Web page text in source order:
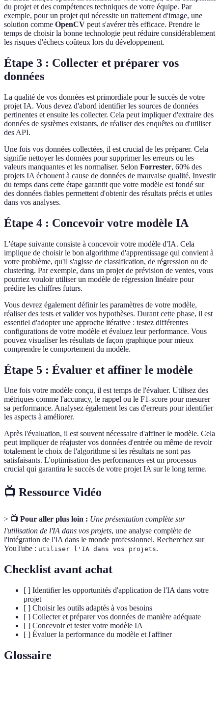
du projet et des compétences techniques de votre équipe. Par
exemple, pour un projet qui nécessite un traitement d'image, une
solution comme OpenCV peut s'avérer très efficace. Prendre le
temps de choisir la bonne technologie peut réduire considérablement
les risques d'échecs coûteux lors du développement.
Étape 3 : Collecter et préparer vos
données
La qualité de vos données est primordiale pour le succès de votre
projet IA. Vous devez d'abord identifier les sources de données
pertinentes et ensuite les collecter. Cela peut impliquer d'extraire des
données de systèmes existants, de réaliser des enquêtes ou d'utiliser
des API.
Une fois vos données collectées, il est crucial de les préparer. Cela
signifie nettoyer les données pour supprimer les erreurs ou les
valeurs manquantes et les normaliser. Selon Forrester, 60% des
projets IA échouent à cause de données de mauvaise qualité. Investir
du temps dans cette étape garantit que votre modèle est fondé sur
des données fiables permettent d'obtenir des résultats précis et utiles
dans vos analyses.
Étape 4 : Concevoir votre modèle IA
L'étape suivante consiste à concevoir votre modèle d'IA. Cela
implique de choisir le bon algorithme d'apprentissage qui convient à
votre problème, qu'il s'agisse de classification, de régression ou de
clustering. Par exemple, dans un projet de prévision de ventes, vous
pourriez vouloir utiliser un modèle de régression linéaire pour
prédire les chiffres futurs.
Vous devrez également définir les paramètres de votre modèle,
réaliser des tests et valider vos hypothèses. Durant cette phase, il est
essentiel d'adopter une approche itérative : testez différentes
configurations de votre modèle et évaluez leur performance. Vous
pouvez visualiser les résultats de façon graphique pour mieux
comprendre le comportement du modèle.
Étape 5 : Évaluer et affiner le modèle
Une fois votre modèle conçu, il est temps de l'évaluer. Utilisez des
métriques comme l'accuracy, le rappel ou le F1-score pour mesurer
sa performance. Analysez également les cas d'erreurs pour identifier
les aspects à améliorer.
Après l'évaluation, il est souvent nécessaire d'affiner le modèle. Cela
peut impliquer de réajuster vos données d'entrée ou même de revoir
totalement le choix de l'algorithme si les résultats ne sont pas
satisfaisants. L'optimisation des performances est un processus
crucial qui garantira le succès de votre projet IA sur le long terme.
📺 Ressource Vidéo
> 📺 Pour aller plus loin : Une présentation complète sur
l'utilisation de l'IA dans vos projets, une analyse complète de
l'intégration de l'IA dans le monde professionnel. Recherchez sur
YouTube : utiliser l'IA dans vos projets.
Checklist avant achat
[ ] Identifier les opportunités d'application de l'IA dans votre
projet
[ ] Choisir les outils adaptés à vos besoins
[ ] Collecter et préparer vos données de manière adéquate
[ ] Concevoir et tester votre modèle IA
[ ] Évaluer la performance du modèle et l'affiner
Glossaire